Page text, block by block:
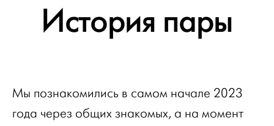
История пары
Мы познакомились в самом начале 2023
года через общих знакомых, а на момент